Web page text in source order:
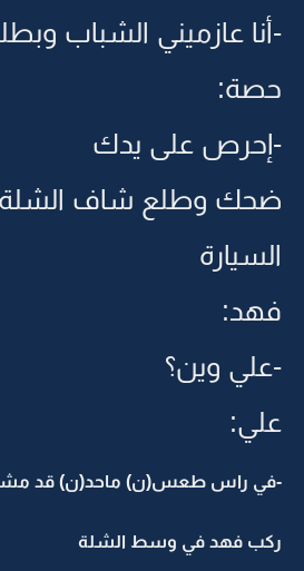
-أنا عازميني الشباب
حصة:
-إحرص على يدك
ضحك وطلع شاف الشلة
السيارة
فهد:
-علي وين؟
علي:
-في راس طعس(ن) ماحد(ن) قد
ركب فهد في وسط الشلة